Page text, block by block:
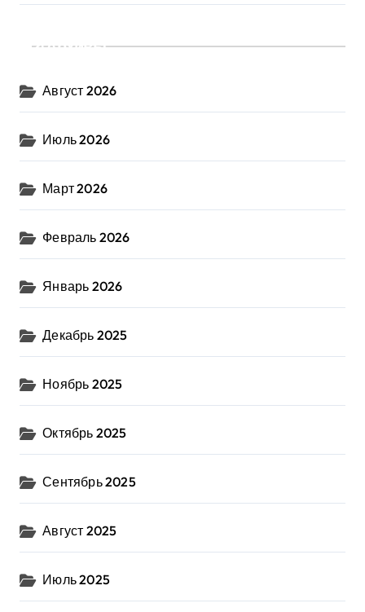
Архивы
Август 2026
Июль 2026
Март 2026
Февраль 2026
Январь 2026
Декабрь 2025
Ноябрь 2025
Октябрь 2025
Сентябрь 2025
Август 2025
Июль 2025